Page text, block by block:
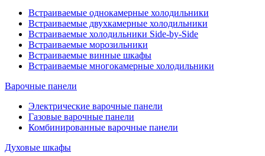
Встраиваемые однокамерные холодильники
Встраиваемые двухкамерные холодильники
Встраиваемые холодильники Side-by-Side
Встраиваемые морозильники
Встраиваемые винные шкафы
Встраиваемые многокамерные холодильники
Варочные панели
Электрические варочные панели
Газовые варочные панели
Комбинированные варочные панели
Духовые шкафы